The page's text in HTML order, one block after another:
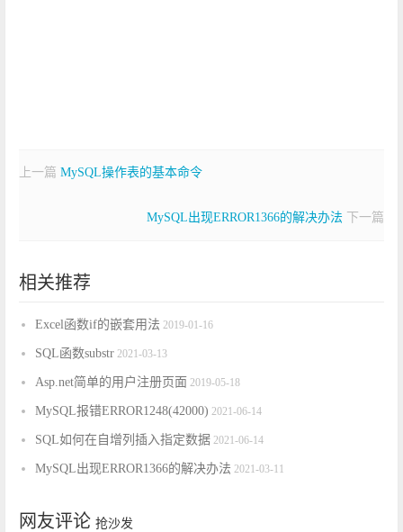
上一篇 MySQL操作表的基本命令
MySQL出现ERROR1366的解决办法 下一篇
相关推荐
Excel函数if的嵌套用法 2019-01-16
SQL函数substr 2021-03-13
Asp.net简单的用户注册页面 2019-05-18
MySQL报错ERROR1248(42000) 2021-06-14
SQL如何在自增列插入指定数据 2021-06-14
MySQL出现ERROR1366的解决办法 2021-03-11
网友评论 抢沙发